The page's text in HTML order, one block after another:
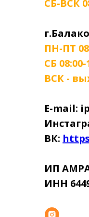
СБ-ВСК
ПН-ПТ
СБ 08:00-
ВСК -
E-mail:
ВК:
ИП
ИНН